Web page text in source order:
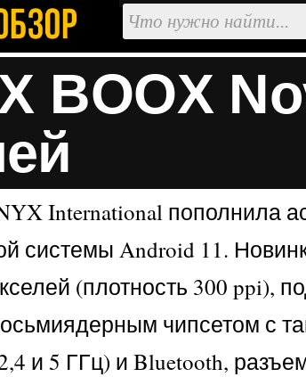
BOOX
International пополнила
системы Android 11.
(плотность 300 ppi),
чипсетом с
и 5 ГГц) и Bluetooth,